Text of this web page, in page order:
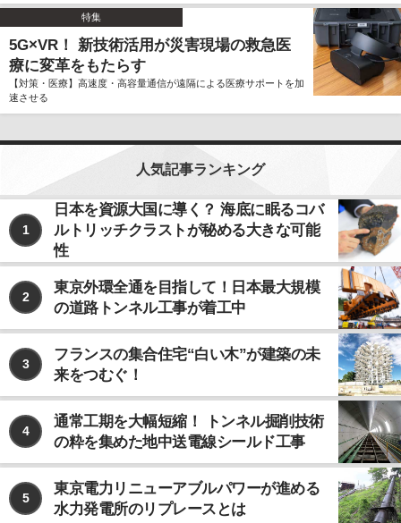
特集
5G×VR！ 新技術活用が災害現場の救急医
療に変革をもたらす
【対策・医療】高速度・高容量通信が遠隔による医療サポートを加
速させる
人気記事ランキング
1
日本を資源大国に導く？ 海底に眠るコバ
ルトリッチクラストが秘める大きな可能
性
2
東京外環全通を目指して！日本最大規模
の道路トンネル工事が着工中
3
フランスの集合住宅“白い木”が建築の未
来をつむぐ！
4
通常工期を大幅短縮！ トンネル掘削技術
の粋を集めた地中送電線シールド工事
5
東京電力リニューアブルパワーが進める
水力発電所のリプレースとは